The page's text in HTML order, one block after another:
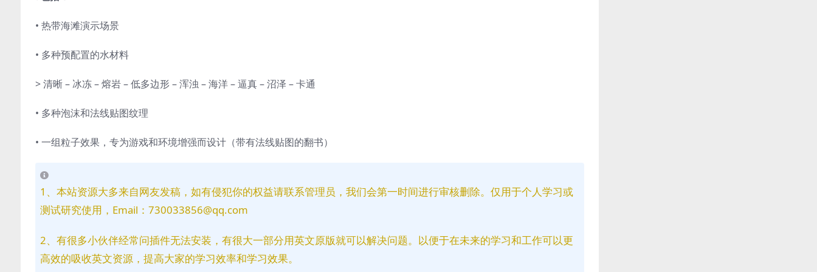
• 热带海滩演示场景
• 多种预配置的水材料
> 清晰 – 冰冻 – 熔岩 – 低多边形 – 浑浊 – 海洋 – 逼真 – 沼泽 – 卡通
• 多种泡沫和法线贴图纹理
• 一组粒子效果，专为游戏和环境增强而设计（带有法线贴图的翻书）
1、本站资源大多来自网友发稿，如有侵犯你的权益请联系管理员，我们会第一时间进行审核删除。仅用于个人学习或
测试研究使用，Email：730033856@qq.com
2、有很多小伙伴经常问插件无法安装，有很大一部分用英文原版就可以解决问题。以便于在未来的学习和工作可以更
高效的吸收英文资源，提高大家的学习效率和学习效果。